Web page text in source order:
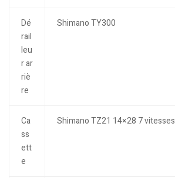
Dé
rail
leu
r ar
riè
re
Shimano TY300
Ca
ss
ett
e
Shimano TZ21 14×28 7 vitesses